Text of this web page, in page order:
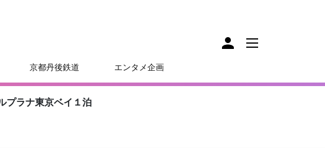
京都丹後鉄道 エンタメ企画
プラナ東京ベイ１泊